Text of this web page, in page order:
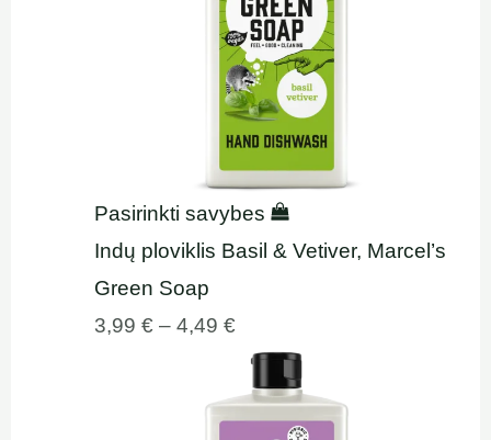
Pasirinkti savybes
Indų ploviklis Basil & Vetiver, Marcel’s
Green Soap
3,99€ – 4,49€